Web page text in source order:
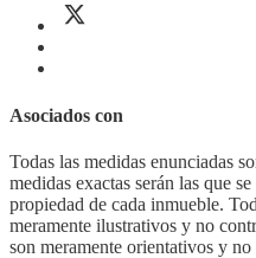
Asociados con
Todas las medidas enunciadas
medidas exactas serán las que
propiedad de cada inmueble.
meramente ilustrativos y no
son meramente orientativos y no